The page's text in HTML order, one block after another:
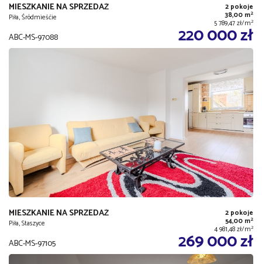
MIESZKANIE NA SPRZEDAŻ
Piła, Śródmieśćie
2 pokoje
38,00 m2
5 789,47 zł/m2
ABC-MS-97088 220 000 zł
MIESZKANIE NA SPRZEDAŻ
Piła, Staszyce
2 pokoje
54,00 m2
4 981,48 zł/m2
ABC-MS-97105 269 000 zł